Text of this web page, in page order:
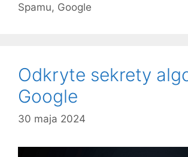
Spamu, Google
Odkryte sekrety
Google
30 maja 2024